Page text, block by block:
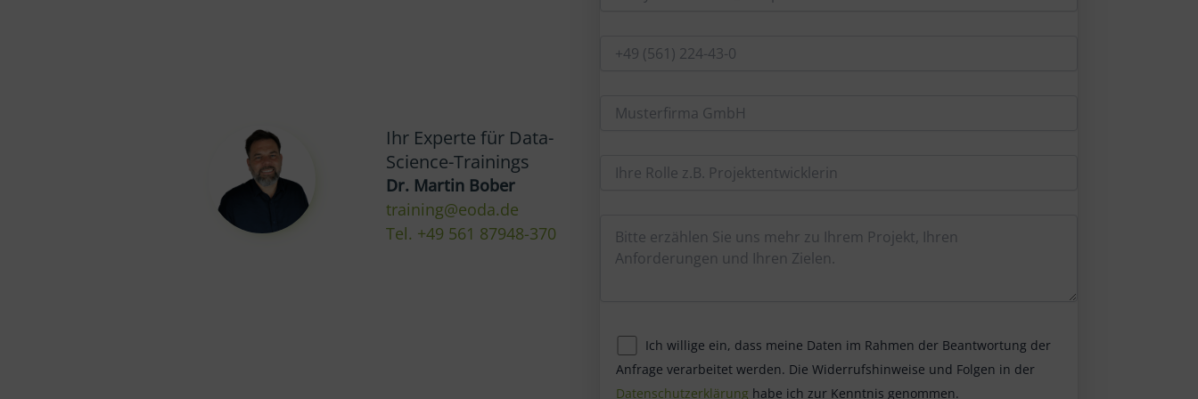
Ihr Experte für Data-
Science-Trainings
Dr. Martin Bober
training@eoda.de
Tel. +49 561 87948-370
Ich willige ein, dass meine Daten im Rahmen der Beantwortung der
Anfrage verarbeitet werden. Die Widerrufshinweise und Folgen in der
Datenschutzerklärung habe ich zur Kenntnis genommen.